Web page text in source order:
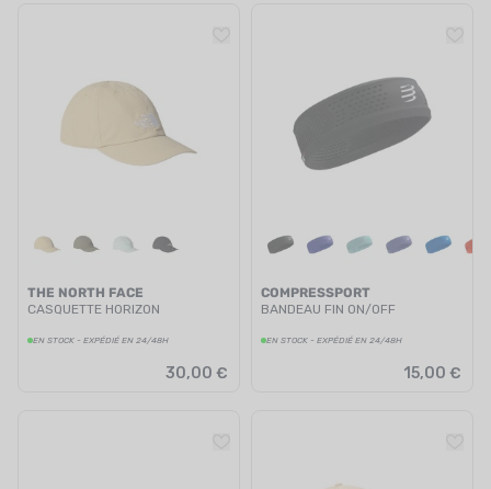
THE NORTH FACE
CASQUETTE HORIZON
EN STOCK - EXPÉDIÉ EN 24/48H
30,00 €
COMPRESSPORT
BANDEAU FIN ON/OFF
EN STOCK - EXPÉDIÉ EN 24/48H
15,00 €